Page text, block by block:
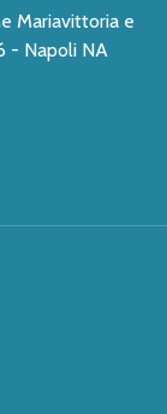
Mariavittoria e
- Napoli NA